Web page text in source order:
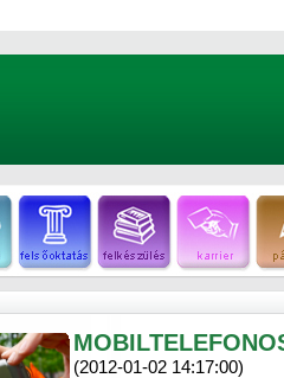
(2012-01-02 14:17:00)